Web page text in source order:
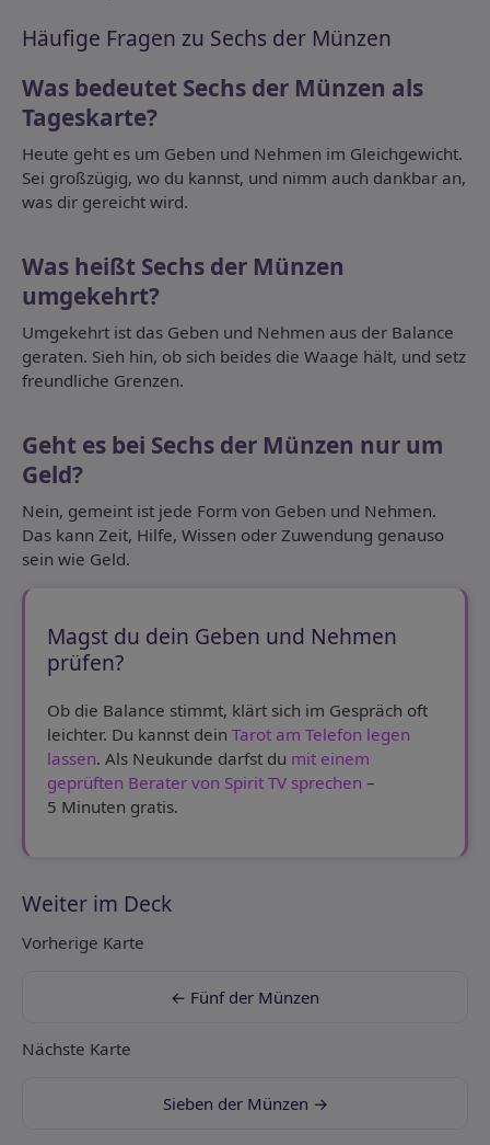
Häufige Fragen zu Sechs der Münzen
Was bedeutet Sechs der Münzen als
Tageskarte?
Heute geht es um Geben und Nehmen im Gleichgewicht.
Sei großzügig, wo du kannst, und nimm auch dankbar an,
was dir gereicht wird.
Was heißt Sechs der Münzen
umgekehrt?
Umgekehrt ist das Geben und Nehmen aus der Balance
geraten. Sieh hin, ob sich beides die Waage hält, und setz
freundliche Grenzen.
Geht es bei Sechs der Münzen nur um
Geld?
Nein, gemeint ist jede Form von Geben und Nehmen.
Das kann Zeit, Hilfe, Wissen oder Zuwendung genauso
sein wie Geld.
Magst du dein Geben und Nehmen
prüfen?
Ob die Balance stimmt, klärt sich im Gespräch oft
leichter. Du kannst dein Tarot am Telefon legen
lassen. Als Neukunde darfst du mit einem
geprüften Berater von Spirit TV sprechen –
5 Minuten gratis.
Weiter im Deck
Vorherige Karte
← Fünf der Münzen
Nächste Karte
Sieben der Münzen →